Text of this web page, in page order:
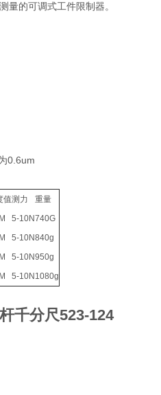
量的可调式工件限制器。
0.6um
值测力
重量
5-10N740G
5-10N840g
5-10N950g
5-10N 1080g
千分尺523-124